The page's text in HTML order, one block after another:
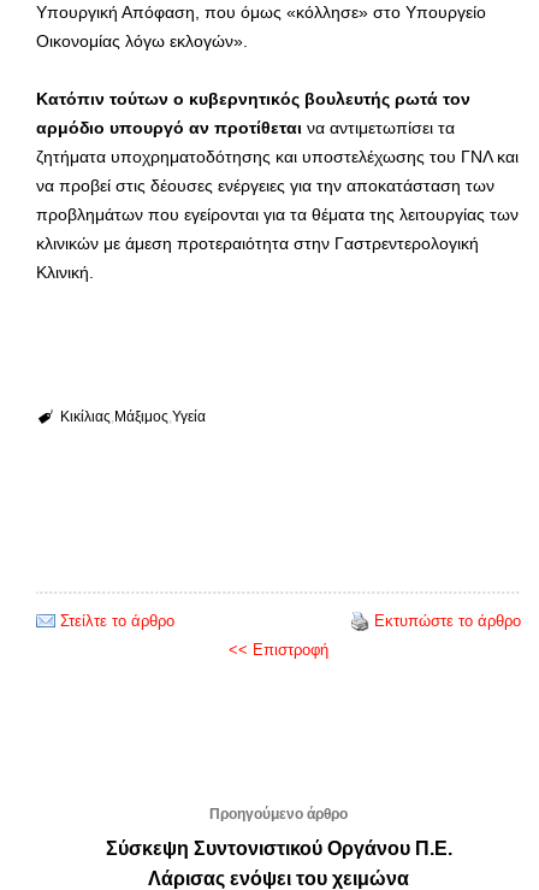
Υπουργική Απόφαση, που όμως «κόλλησε» στο Υπουργείο
Οικονομίας λόγω εκλογών».
Κατόπιν τούτων ο κυβερνητικός βουλευτής ρωτά τον
αρμόδιο υπουργό αν προτίθεται να αντιμετωπίσει τα
ζητήματα υποχρηματοδότησης και υποστελέχωσης του ΓΝΛ και
να προβεί στις δέουσες ενέργειες για την αποκατάσταση των
προβλημάτων που εγείρονται για τα θέματα της λειτουργίας των
κλινικών με άμεση προτεραιότητα στην Γαστρεντερολογική
Κλινική.
Κικίλιας Μάξιμος Υγεία
Στείλτε το άρθρο
Εκτυπώστε το άρθρο
<< Επιστροφή
Προηγούμενο άρθρο
Σύσκεψη Συντονιστικού Οργάνου Π.Ε.
Λάρισας ενόψει του χειμώνα